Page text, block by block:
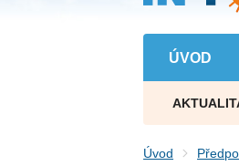
ÚVOD
Úvod